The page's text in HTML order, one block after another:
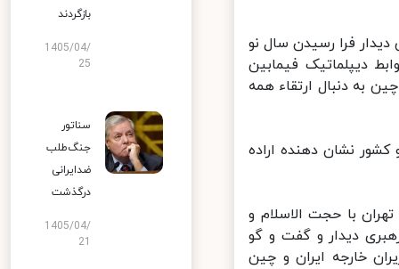
فرا رسیدن سال نو
دیپلماتیک فیمابین
به دنبال ارتقاء همه
نشان دهنده اراده
با حجت الاسلام و
دیدار و گفت و گو
خارجه ایران و چین
بازگردند
1405/04/
25
سناتور
جنگ‌طلب
ضدایرانی
درگذشت
1405/04/